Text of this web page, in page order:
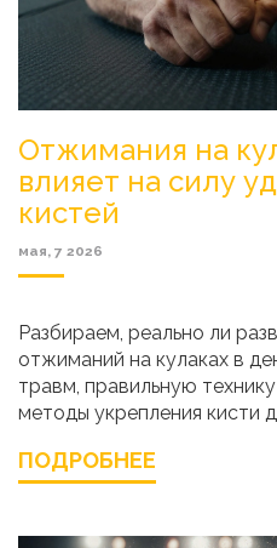
Отжимания на
влияет на силу
кистей
мая, 7 2026
Разбираем, реально ли
отжиманий на кулаках в
травм, правильную
методы укрепления кисти
ПОДРОБНЕЕ